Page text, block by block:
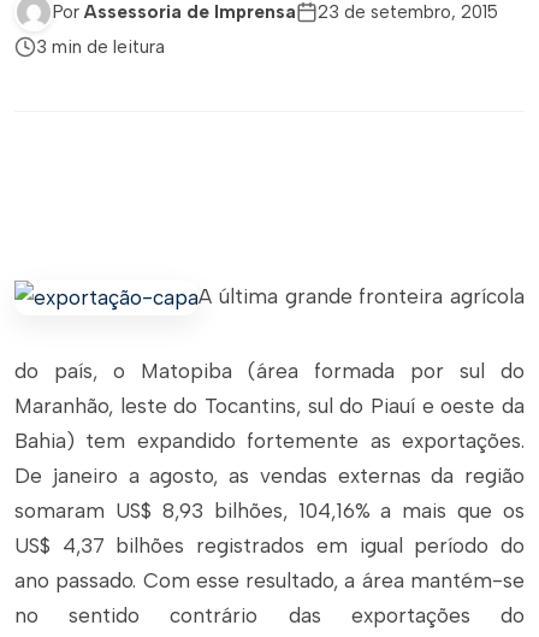
Por Assessoria de Imprensa
23 de setembro, 2015
3 min de leitura
A última grande fronteira agrícola
do país, o Matopiba (área formada por sul do
Maranhão, leste do Tocantins, sul do Piauí e oeste da
Bahia) tem expandido fortemente as exportações.
De janeiro a agosto, as vendas externas da região
somaram US$ 8,93 bilhões, 104,16% a mais que os
US$ 4,37 bilhões registrados em igual período do
ano passado. Com esse resultado, a área mantém-se
no sentido contrário das exportações do